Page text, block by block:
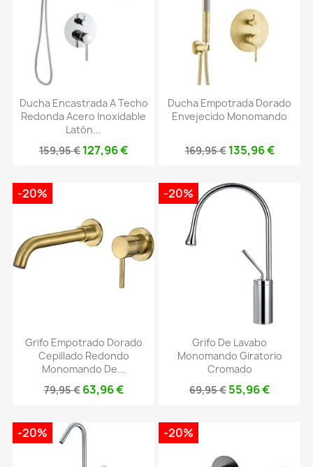
Ducha Encastrada A Techo
Redonda Acero Inoxidable
Latón...
159,95 € 127,96 €
Ducha Empotrada Dorado
Envejecido Monomando
169,95 € 135,96 €
Grifo Empotrado Dorado
Cepillado Redondo
Monomando De...
79,95 € 63,96 €
-20%
Grifo De Lavabo
Monomando Giratorio
Cromado
69,95 € 55,96 €
-20%
-20% -20%